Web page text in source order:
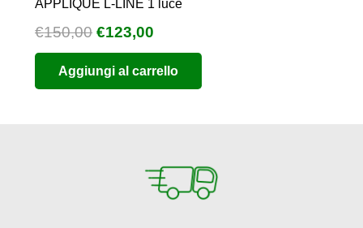
APPLIQUE L-LINE 1 luce
€150,00 Il
prezzo
originale
era:
€123,00
prezzo
attuale
è:
Aggiungi al carrello